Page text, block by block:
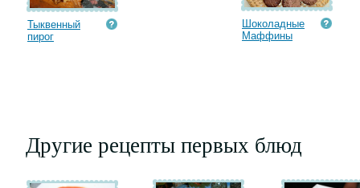
Тыквенный
пирог
Шоколадные
Маффины
Другие рецепты первых блюд